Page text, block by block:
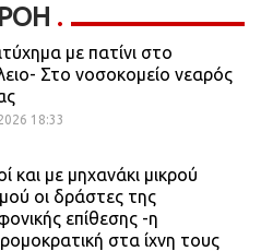
με πατίνι στο
Στο νοσοκομείο νεαρός
18:33
και με μηχανάκι μικρού
οι δράστες της
επίθεσης -η
στα ίχνη τους